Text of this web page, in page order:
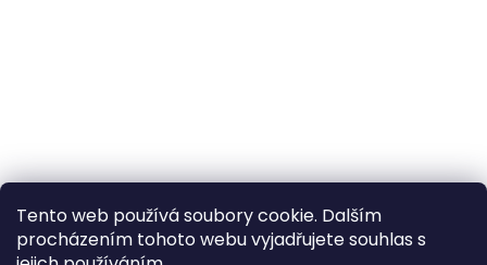
Tento web používá soubory cookie. Dalším
procházením tohoto webu vyjadřujete souhlas s
×
Hledáte nejvýhodnější cenu? Získáte jí